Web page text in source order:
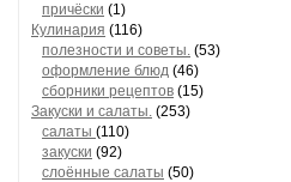
причёски (1)
Кулинария (116)
полезности и советы. (53)
оформление блюд (46)
сборники рецептов (15)
Закуски и салаты. (253)
салаты (110)
закуски (92)
слоённые салаты (50)